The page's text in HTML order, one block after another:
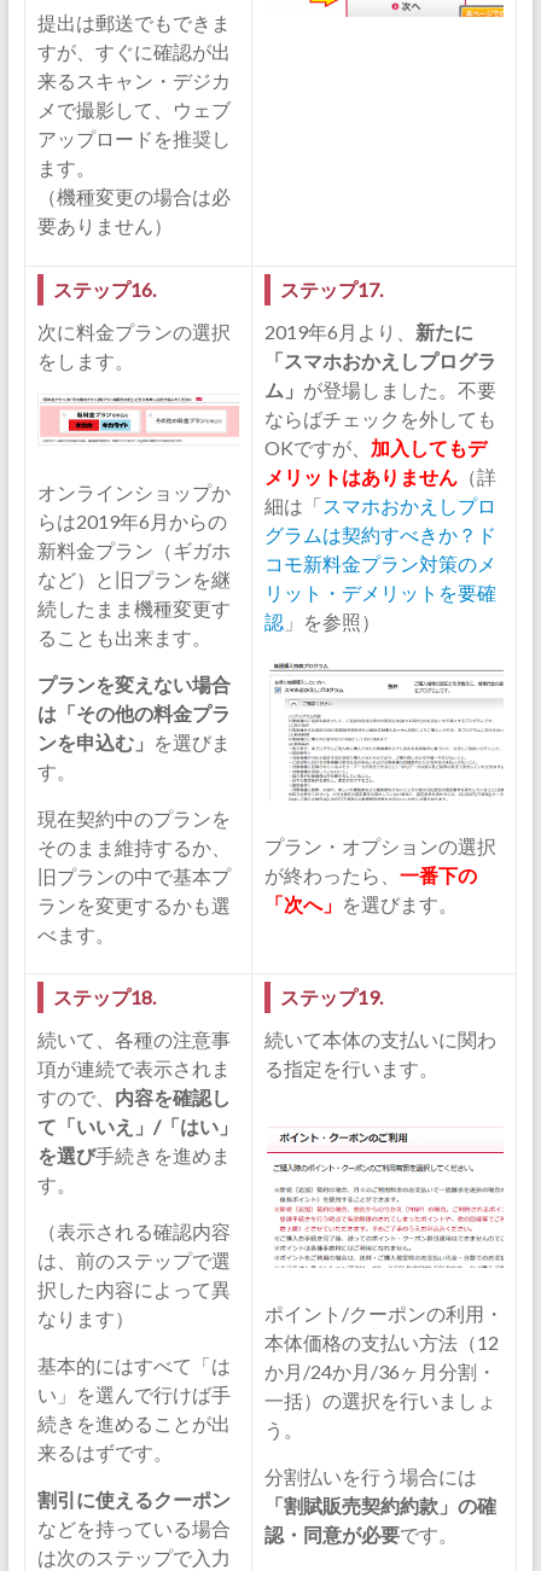
提出は郵送でもできま
すが、すぐに確認が出
来るスキャン・デジカ
メで撮影して、ウェブ
アップロードを推奨し
ます。
（機種変更の場合は必
要ありません）
ステップ16.
次に料金プランの選択
をします。
オンラインショップか
らは2019年6月からの
新料金プラン（ギガホ
など）と旧プランを継
続したまま機種変更す
ることも出来ます。
プランを変えない場合
は「その他の料金プラ
ンを申込む」 を選びま
す。
現在契約中のプランを
そのまま維持するか、
旧プランの中で基本プ
ランを変更するかも選
べます。
ステップ17.
2019年6月より、 新たに
「スマホおかえしプログラ
ム」 が登場しました。不要
ならばチェックを外しても
OKですが、 加入してもデ
メリットはありません（詳
細は「スマホおかえしプロ
グラムは契約すべきか？ド
コモ新料金プラン対策のメ
リット・デメリットを要確
認」を参照）
プラン・オプションの選択
が終わったら、 一番下の
「次へ」 を選びます。
ステップ18.
続いて、各種の注意事
項が連続で表示されま
すので、 内容を確認し
て「いいえ」/「はい」
を選び手続きを進めま
す。
（表示される確認内容
は、前のステップで選
択した内容によって異
なります）
基本的にはすべて「は
い」を選んで行けば手
続きを進めることが出
来るはずです。
割引に使えるクーポン
などを持っている場合
は次のステップで入力
ステップ19.
続いて本体の支払いに関わ
る指定を行います。
ポイント/クーポンの利用・
本体価格の支払い方法（12
か月/24か月/36ヶ月分割・
一括）の選択を行いましょ
う。
分割払いを行う場合には
「割賦販売契約約款」の確
認・同意が必要です。